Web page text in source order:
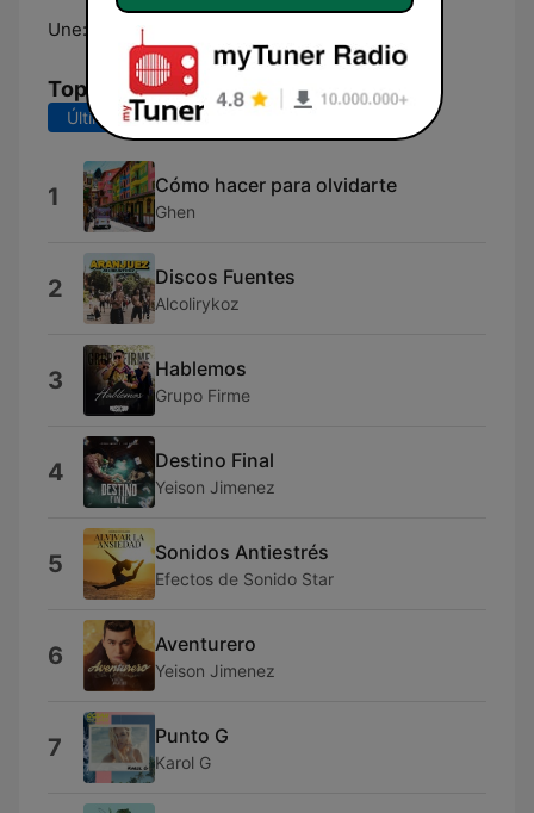
Une: Online
Top Canciones
Últimos 7 días
1 Cómo hacer para olvidarte
Ghen
2 Discos Fuentes
Alcolirykoz
3 Hablemos
Grupo Firme
4 Destino Final
Yeison Jimenez
5 Sonidos Antiestrés
Efectos de Sonido Star
6 Aventurero
Yeison Jimenez
7 Punto G
Karol G